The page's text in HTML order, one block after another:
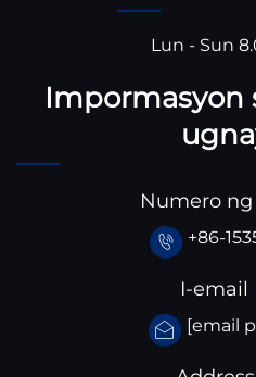
Lun - Sun
Impormasyon
Numero ng
+86-
I-email
[email